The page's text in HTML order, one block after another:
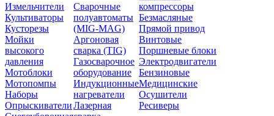
Измельчители
Культиваторы
Кусторезы
Мойки
высокого
давления
Мотоблоки
Мотопомпы
Наборы
Опрыскиватели
Сварочные
полуавтоматы
(MIG-MAG)
Аргоновая
сварка (TIG)
Газосварочное
оборудование
Индукционные
нагреватели
Лазерная
компрессоры
Безмасляные
Прямой привод
Винтовые
Поршневые блоки
Электродвигатели
Бензиновые
Медицинские
Осушители
Ресиверы